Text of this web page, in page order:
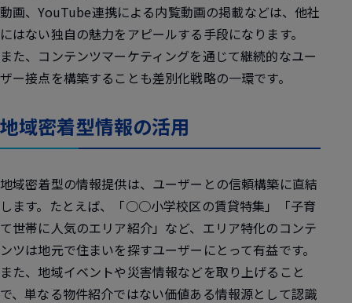
動画、YouTube連携による内覧動画の掲載などは、他社
にはない独自の魅力をアピールする手段になります。
また、コンテンツマーケティングを通じて継続的なユー
ザー接点を構築することも差別化戦略の一環です。
地域密着型情報の活用
地域密着型の情報提供は、ユーザーとの信頼構築に直結
します。たとえば、「○○小学校区の賃貸特集」「子育
て世帯に人気のエリア紹介」など、エリア特化のコンテ
ンツは地元で住まいを探すユーザーにとって有益です。
また、地域イベントや災害情報などを取り上げること
で、単なる物件紹介ではない価値ある情報源として認識